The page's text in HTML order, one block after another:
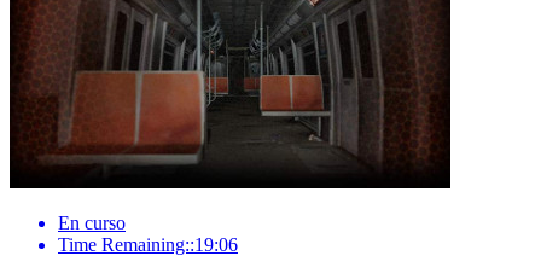
En curso
Time Remaining::19:06